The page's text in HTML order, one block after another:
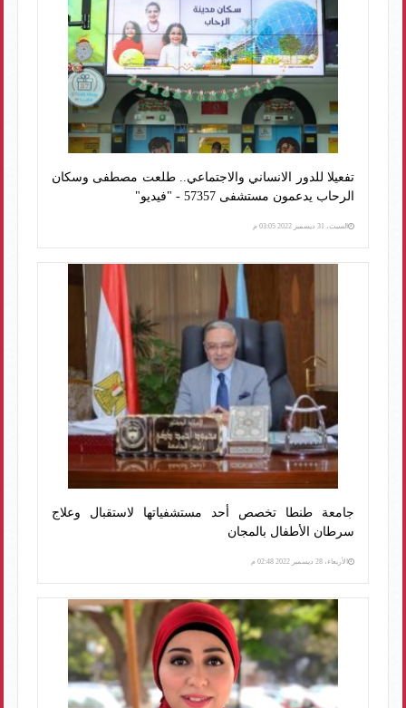
تفعيلا للدور الانساني والاجتماعي.. طلعت مصطفى وسكان
الرحاب يدعمون مستشفى 57357 - "فيديو"
السبت، 31 ديسمبر 2022 03:05 م
جامعة طنطا تخصص أحد مستشفياتها لاستقبال وعلاج
سرطان الأطفال بالمجان
الأربعاء، 28 ديسمبر 2022 02:48 م